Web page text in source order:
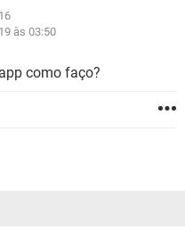
EXCEL
FACEBOOK
FACEBOOK
às 03:50
como faço?